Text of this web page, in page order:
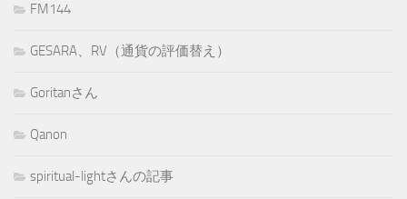
FM144
GESARA、RV（通貨の評価替え）
Goritanさん
Qanon
spiritual-lightさんの記事